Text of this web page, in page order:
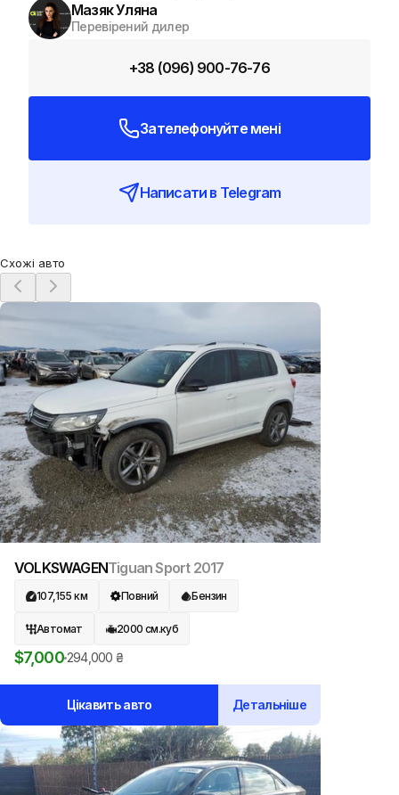
Мазяк Уляна
Перевірений дилер
+38 (096) 900-76-76
Зателефонуйте мені
Написати в Telegram
Схожі авто
VOLKSWAGENTiguan Sport 2017
107,155 км Повний Бензин
Автомат 2000 см.куб
$7,000294,000 ₴
Цікавить авто Детальніше